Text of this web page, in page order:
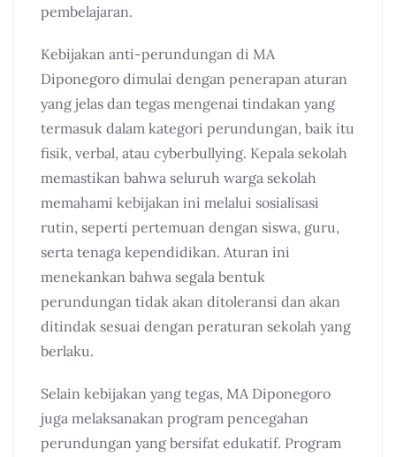
pembelajaran.
Kebijakan anti-perundungan di MA
Diponegoro dimulai dengan penerapan aturan
yang jelas dan tegas mengenai tindakan yang
termasuk dalam kategori perundungan, baik itu
fisik, verbal, atau cyberbullying. Kepala sekolah
memastikan bahwa seluruh warga sekolah
memahami kebijakan ini melalui sosialisasi
rutin, seperti pertemuan dengan siswa, guru,
serta tenaga kependidikan. Aturan ini
menekankan bahwa segala bentuk
perundungan tidak akan ditoleransi dan akan
ditindak sesuai dengan peraturan sekolah yang
berlaku.
Selain kebijakan yang tegas, MA Diponegoro
juga melaksanakan program pencegahan
perundungan yang bersifat edukatif. Program